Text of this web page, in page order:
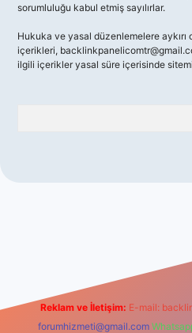
sorumluluğu kabul etmiş sayılırlar.
Hukuka ve yasal düzenlemelere
içerikleri,
ilgili içerikler yasal süre içerisinde
Reklam ve İletişim: E-mail:
forumhizmeti@gmail.com